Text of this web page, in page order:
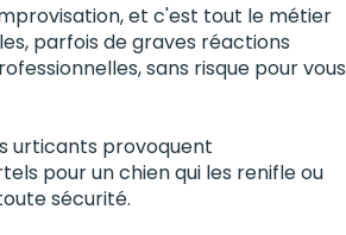
et c'est tout le métier
parfois de graves réactions
sans risque pour vous
urticants provoquent
pour un chien qui les renifle ou
sécurité.